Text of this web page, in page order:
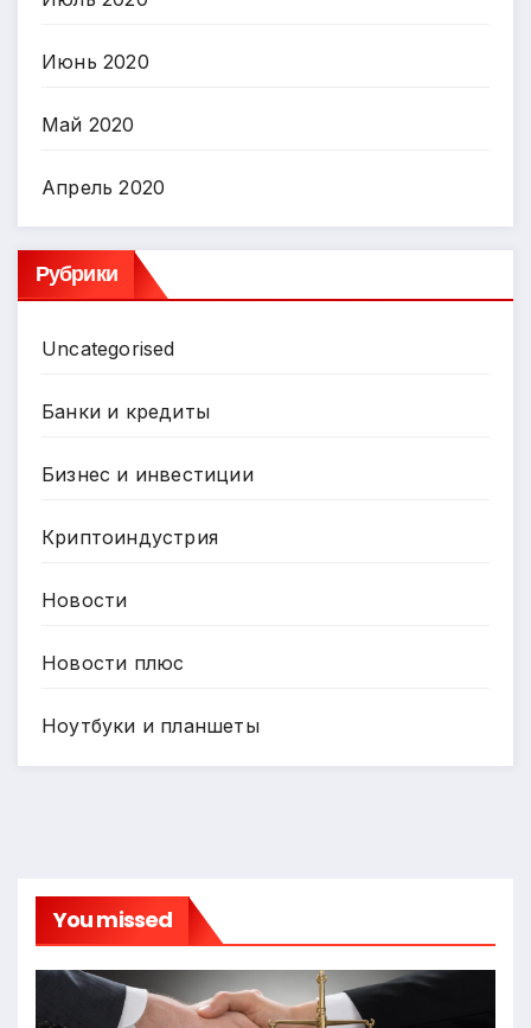
Июнь 2020
Май 2020
Апрель 2020
Рубрики
Uncategorised
Банки и кредиты
Бизнес и инвестиции
Криптоиндустрия
Новости
Новости плюс
Ноутбуки и планшеты
You missed